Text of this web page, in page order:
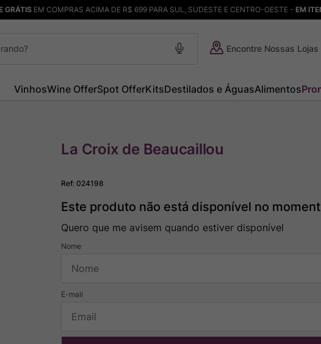
GRÁTISEM COMPRAS ACIMA DE R$ 699 PARA SUL, SUDESTE E CENTRO-OESTE - EM
Encontre Nossas Lojas
VinhosWine OfferSpot OfferKitsDestilados e ÁguasAlimentos
La Croix de Beaucaillou
Ref:024198
Este produto não está disponível no
Quero que me avisem quando estiver disponível